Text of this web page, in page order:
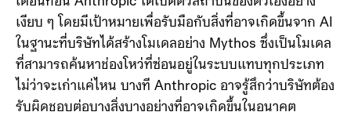
การที่ AI สามารถพัฒนาตัวเองซ้ำแล้วซ้ำเล่าได้ เมื่อไม่กี่
เดือนก่อน Anthropic ได้เปิดตัวสถาบันของตัวเองอย่าง
เงียบ ๆ โดยมีเป้าหมายเพื่อรับมือกับสิ่งที่อาจเกิดขึ้นจาก AI
ในฐานะที่บริษัทได้สร้างโมเดลอย่าง Mythos ซึ่งเป็นโมเดล
ที่สามารถค้นหาช่องโหว่ที่ซ่อนอยู่ในระบบแทบทุกประเภท
ไม่ว่าจะเก่าแค่ไหน บางที Anthropic อาจรู้สึกว่าบริษัทต้อง